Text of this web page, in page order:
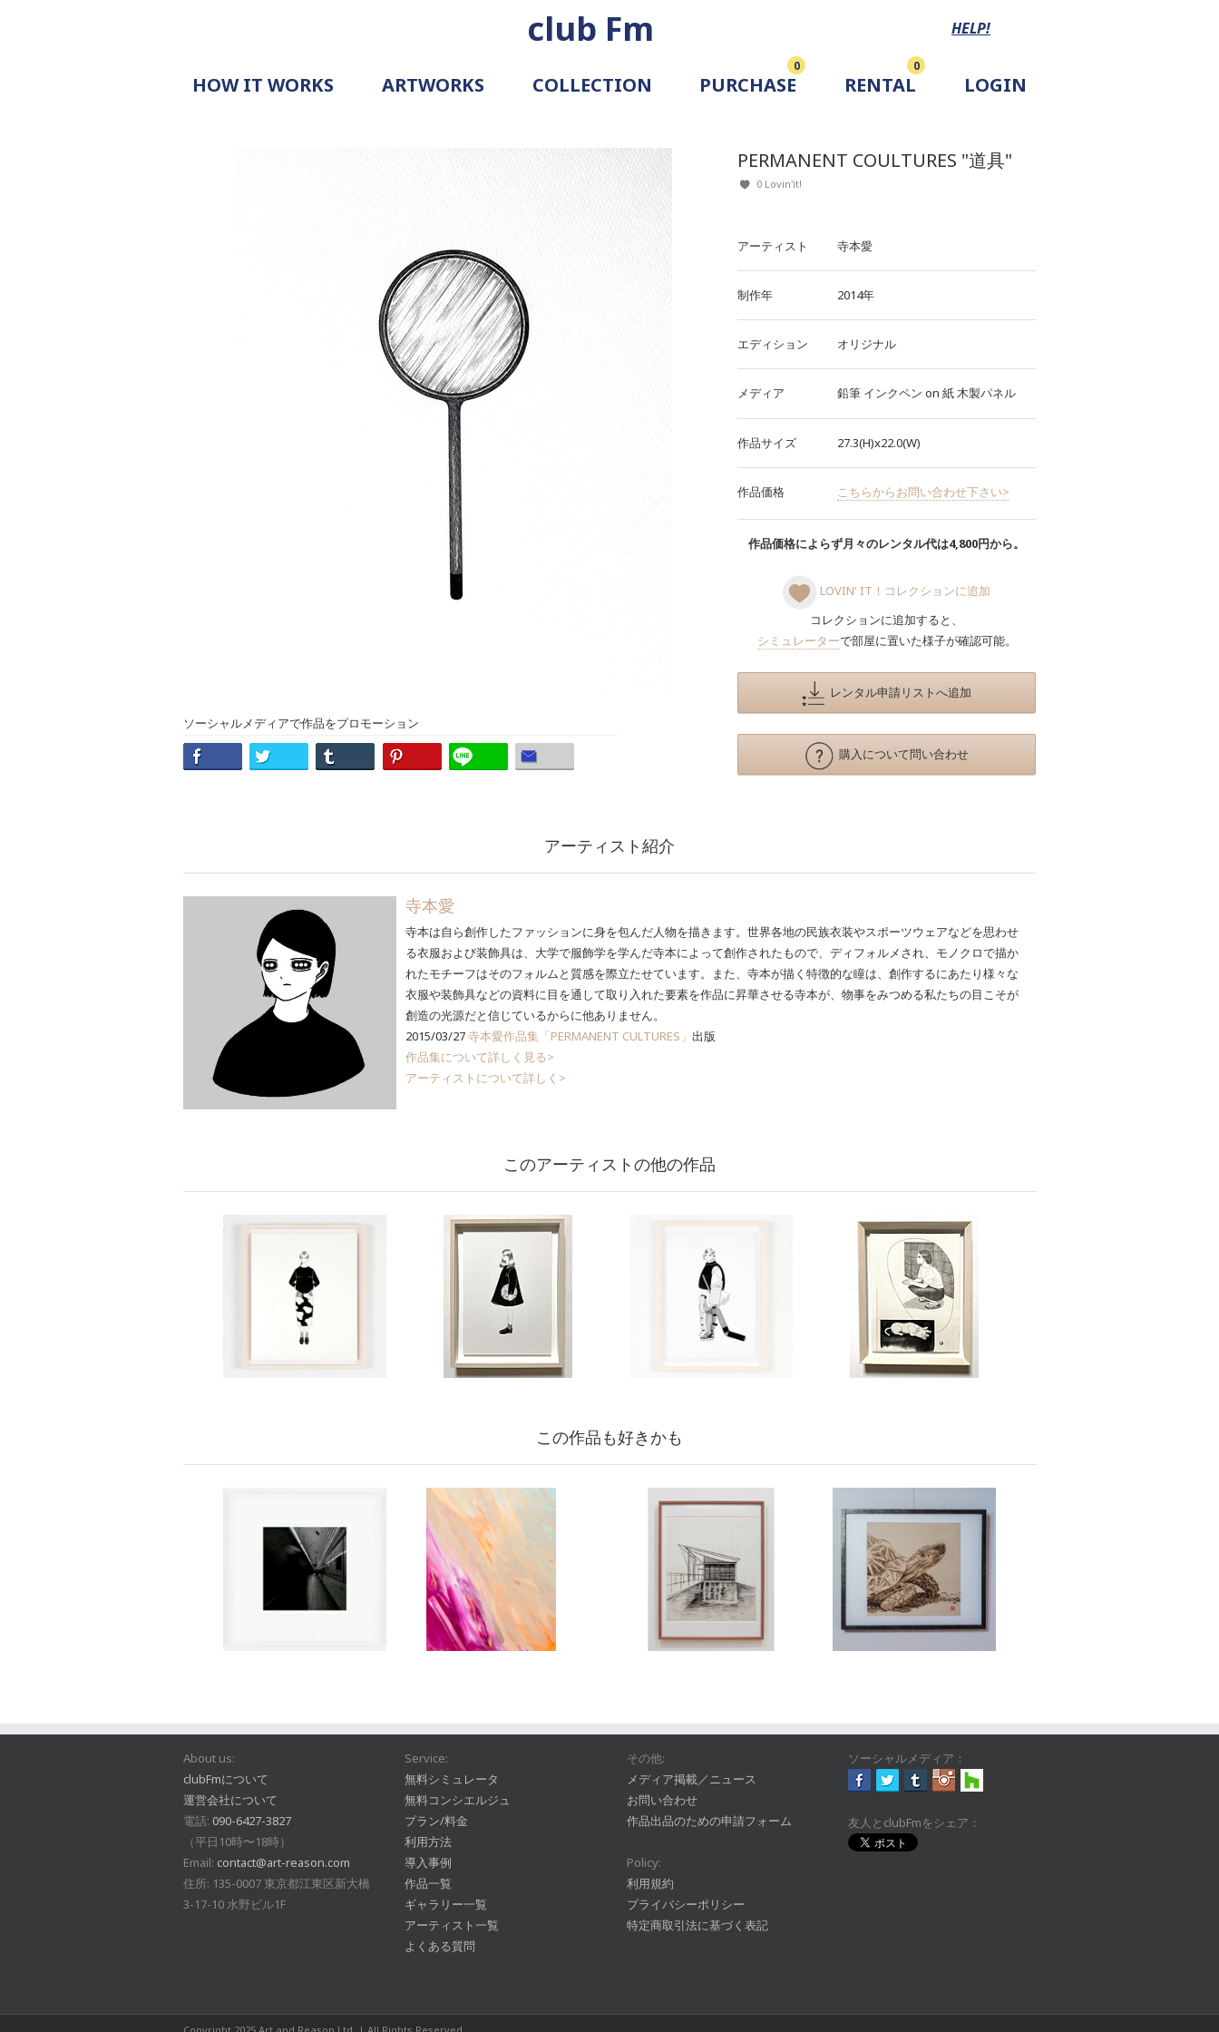
club Fm HELP!
HOW IT WORKS
ARTWORKS
COLLECTION
PURCHASE
0
RENTAL
0
LOGIN
ソーシャルメディアで作品をプロモーション
PERMANENT COULTURES "道具"
0 Lovin'it!
アーティスト 寺本愛
制作年 2014年
エディション オリジナル
メディア 鉛筆 インクペン on 紙木製パネル
作品サイズ 27.3(H)x22.0(W)
作品価格 こちらからお問い合わせ下さい>
作品価格によらず月々のレンタル代は4,800円から。
LOVIN' IT！コレクションに追加
コレクションに追加すると、
シミュレーターで部屋に置いた様子が確認可能。
レンタル申請リストへ追加
購入について問い合わせ
アーティスト紹介
寺本愛
寺本は自ら創作したファッションに身を包んだ人物を描きます。世界各地の民族衣装やスポーツウェアなどを思わせ
る衣服および装飾具は、大学で服飾学を学んだ寺本によって創作されたもので、ディフォルメされ、モノクロで描か
れたモチーフはそのフォルムと質感を際立たせています。また、寺本が描く特徴的な瞳は、創作するにあたり様々な
衣服や装飾具などの資料に目を通して取り入れた要素を作品に昇華させる寺本が、物事をみつめる私たちの目こそが
創造の光源だと信じているからに他ありません。
2015/03/27寺本愛作品集「PERMANENT CULTURES」 出版
作品集について詳しく見る>
アーティストについて詳しく>
このアーティストの他の作品
この作品も好きかも
About us:
clubFmについて
運営会社について
電話: 090-6427-3827
（平日10時〜18時）
Email: contact@art-reason.com
住所: 135-0007 東京都江東区新大橋
3-17-10 水野ビル1F
Service:
無料シミュレータ
無料コンシエルジュ
プラン/料金
利用方法
導入事例
作品一覧
ギャラリー一覧
アーティスト一覧
よくある質問
その他:
メディア掲載／ニュース
お問い合わせ
作品出品のための申請フォーム
Policy:
利用規約
プライバシーポリシー
特定商取引法に基づく表記
ソーシャルメディア：
友人とclubFmをシェア：